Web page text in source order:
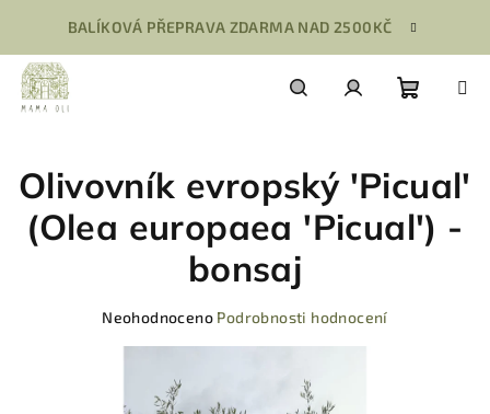
obsah
BALÍKOVÁ PŘEPRAVA ZDARMA NAD 2500KČ
košík
Olivovník evropský 'Picual'
(Olea europaea 'Picual') -
bonsaj
Průměrné
0,0
Neohodnoceno Podrobnosti hodnocení